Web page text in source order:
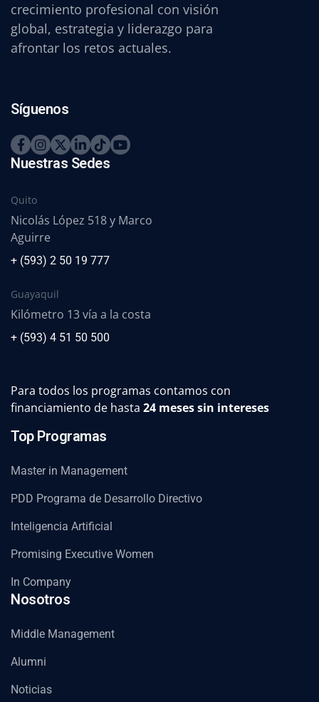
crecimiento profesional con visión
global, estrategia y liderazgo para
afrontar los retos actuales.
Síguenos
Nuestras Sedes
Quito
Nicolás López 518 y Marco
Aguirre
+ (593) 2 50 19 777
Guayaquil
Kilómetro 13 vía a la costa
+ (593) 4 51 50 500
Para todos los programas contamos con
financiamiento de hasta 24 meses sin intereses
Top Programas
Master in Management
PDD Programa de Desarrollo Directivo
Inteligencia Artificial
Promising Executive Women
In Company
Nosotros
Middle Management
Alumni
Noticias